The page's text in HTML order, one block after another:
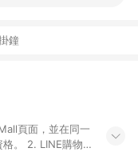
鐘
頁面，並在同一
。 2. LINE購物